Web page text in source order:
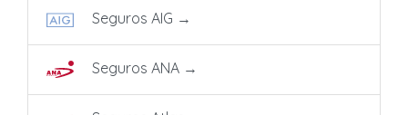
Seguros AIG →
Seguros ANA →